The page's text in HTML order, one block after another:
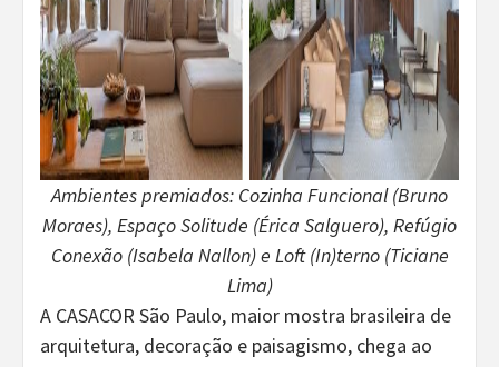
Ambientes premiados: Cozinha Funcional (Bruno
Moraes), Espaço Solitude (Érica Salguero), Refúgio
Conexão (Isabela Nallon) e Loft (In)terno (Ticiane
Lima)
A CASACOR São Paulo, maior mostra brasileira de
arquitetura, decoração e paisagismo, chega ao